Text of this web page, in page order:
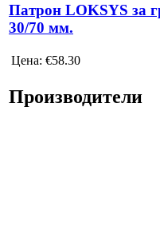
Патрон LOKSYS за
30/70 мм.
Цена: €58.30
Производители